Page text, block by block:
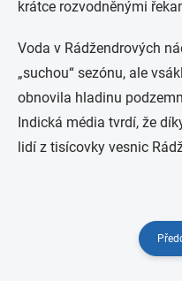
krátce rozvodněnými
Voda v Rádžendrových
„suchou“ sezónu, ale
obnovila hladinu
Indická média tvrdí, že
lidí z tisícovky vesnic